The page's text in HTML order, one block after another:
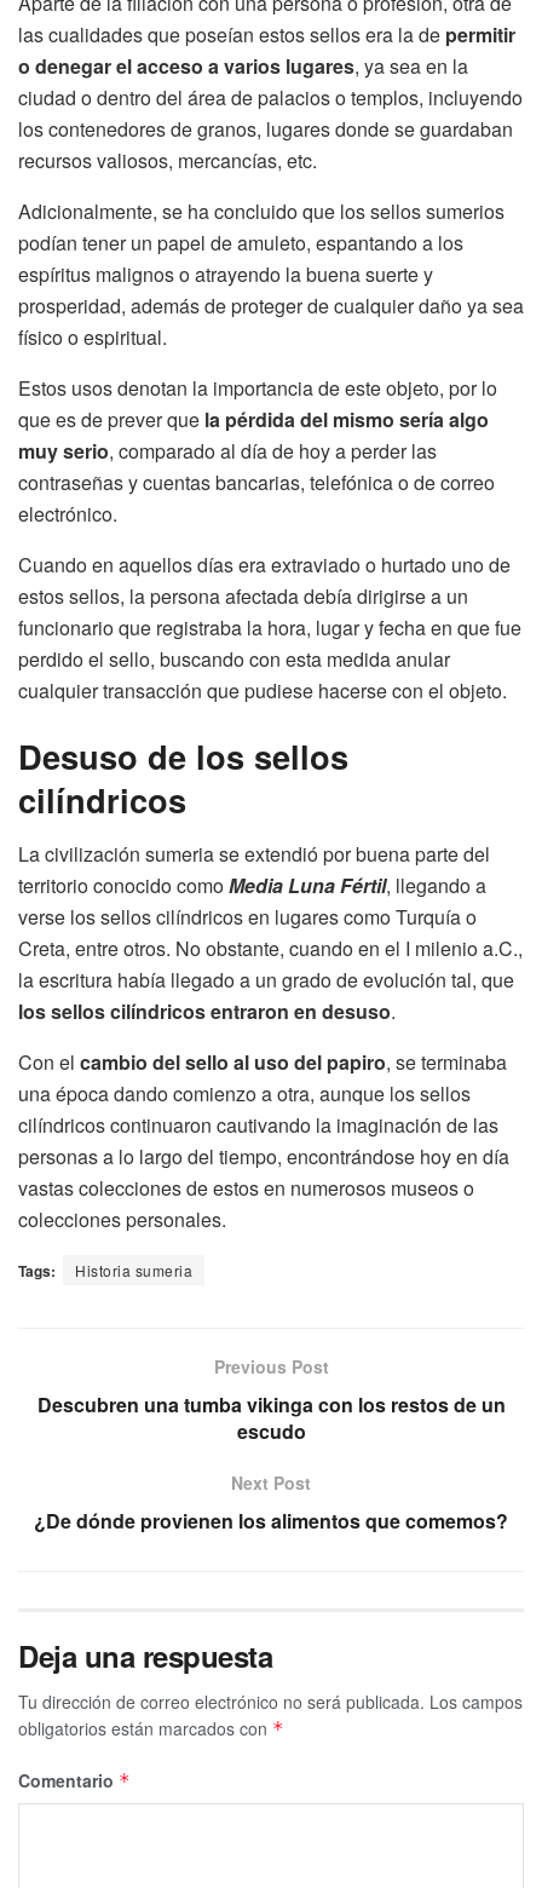
las cualidades que poseían estos sellos era la de permitir
o denegar el acceso a varios lugares, ya sea en la
ciudad o dentro del área de palacios o templos, incluyendo
los contenedores de granos, lugares donde se guardaban
recursos valiosos, mercancías, etc.
Adicionalmente, se ha concluido que los sellos sumerios
podían tener un papel de amuleto, espantando a los
espíritus malignos o atrayendo la buena suerte y
prosperidad, además de proteger de cualquier daño ya sea
físico o espiritual.
Estos usos denotan la importancia de este objeto, por lo
que es de prever que la pérdida del mismo sería algo
muy serio, comparado al día de hoy a perder las
contraseñas y cuentas bancarias, telefónica o de correo
electrónico.
Cuando en aquellos días era extraviado o hurtado uno de
estos sellos, la persona afectada debía dirigirse a un
funcionario que registraba la hora, lugar y fecha en que fue
perdido el sello, buscando con esta medida anular
cualquier transacción que pudiese hacerse con el objeto.
Desuso de los sellos
cilíndricos
La civilización sumeria se extendió por buena parte del
territorio conocido comoMedia Luna Fértil, llegando a
verse los sellos cilíndricos en lugares como Turquía o
Creta, entre otros. No obstante, cuando en el I milenio a.C.,
la escritura había llegado a un grado de evolución tal, que
los sellos cilíndricos entraron en desuso.
Con el cambio del sello al uso del papiro, se terminaba
una época dando comienzo a otra, aunque los sellos
cilíndricos continuaron cautivando la imaginación de las
personas a lo largo del tiempo, encontrándose hoy en día
vastas colecciones de estos en numerosos museos o
colecciones personales.
Tags: Historia sumeria
Previous Post
Descubren una tumba vikinga con los restos de un
escudo
Next Post
¿De dónde provienen los alimentos que comemos?
Deja una respuesta
Tu dirección de correo electrónico no será publicada. Los campos
obligatorios están marcados con *
Comentario *